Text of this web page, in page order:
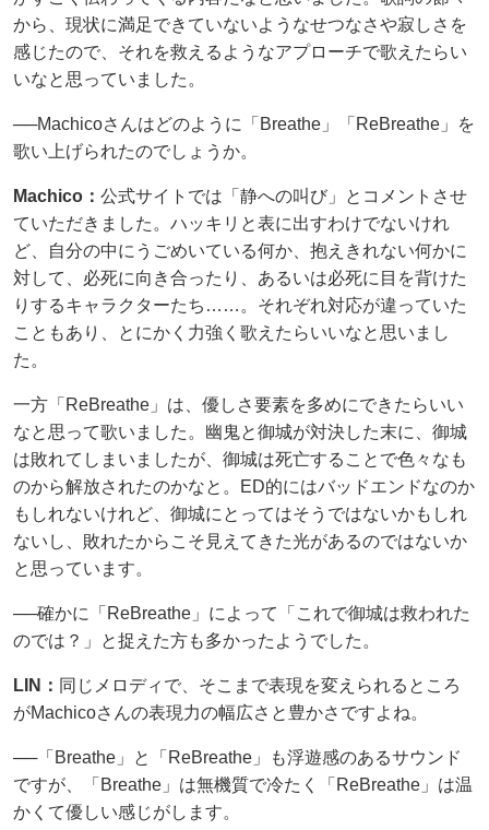
から、現状に満足できていないようなせつなさや寂しさを
感じたので、それを救えるようなアプローチで歌えたらい
いなと思っていました。
──Machicoさんはどのように「Breathe」「ReBreathe」を
歌い上げられたのでしょうか。
Machico： 公式サイトでは「静への叫び」とコメントさせ
ていただきました。ハッキリと表に出すわけでないけれ
ど、自分の中にうごめいている何か、抱えきれない何かに
対して、必死に向き合ったり、あるいは必死に目を背けた
りするキャラクターたち……。それぞれ対応が違っていた
こともあり、とにかく力強く歌えたらいいなと思いまし
た。
一方「ReBreathe」は、優しさ要素を多めにできたらいい
なと思って歌いました。幽鬼と御城が対決した末に、御城
は敗れてしまいましたが、御城は死亡することで色々なも
のから解放されたのかなと。ED的にはバッドエンドなのか
もしれないけれど、御城にとってはそうではないかもしれ
ないし、敗れたからこそ見えてきた光があるのではないか
と思っています。
──確かに「ReBreathe」によって「これで御城は救われた
のでは？」と捉えた方も多かったようでした。
LIN： 同じメロディで、そこまで表現を変えられるところ
がMachicoさんの表現力の幅広さと豊かさですよね。
──「Breathe」と「ReBreathe」も浮遊感のあるサウンド
ですが、「Breathe」は無機質で冷たく「ReBreathe」は温
かくて優しい感じがします。